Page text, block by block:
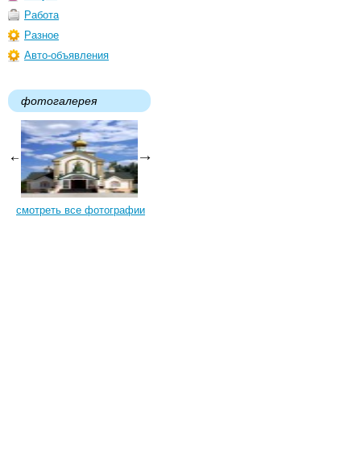
Работа
Разное
Авто-объявления
фотогалерея
смотреть все фотографии